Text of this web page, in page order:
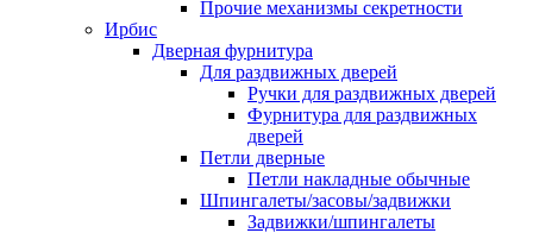
Прочие механизмы секретности
Ирбис
Дверная фурнитура
Для раздвижных дверей
Ручки для раздвижных дверей
Фурнитура для раздвижных
дверей
Петли дверные
Петли накладные обычные
Шпингалеты/засовы/задвижки
Задвижки/шпингалеты